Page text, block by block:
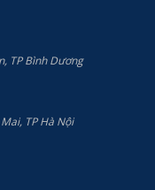
TP Bình Dương
TP Hà Nội